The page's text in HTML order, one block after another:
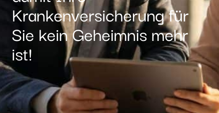
Krankenversicherung für
Sie kein Geheimnis mehr
ist!